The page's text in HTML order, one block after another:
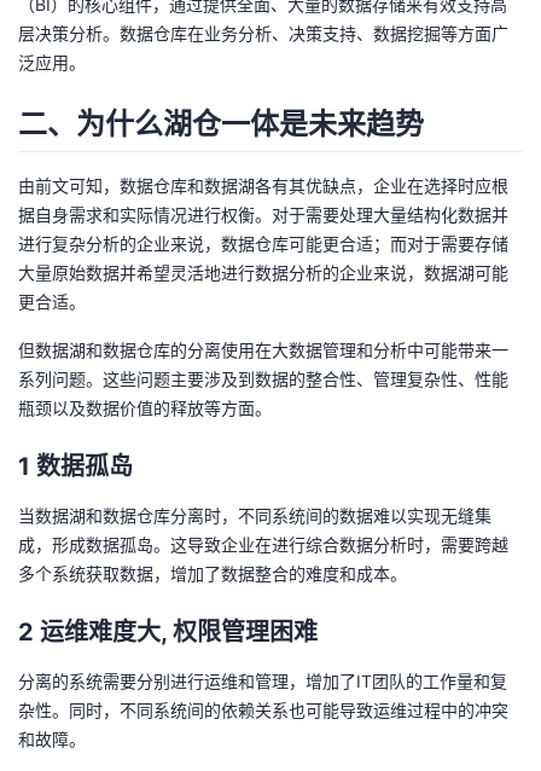
播活
动
的
关
注
我
开
发
者
学
堂
课
的
我
验
收
我
的
Programs
我
的
支
持
我
术
云
议
（BI）的核心组件，通过提供全面、大量的数据存储来有效支持高
层决策分析。数据仓库在业务分析、决策支持、数据挖掘等方面广
泛应用。
二、为什么湖仓一体是未来趋势
由前文可知，数据仓库和数据湖各有其优缺点，企业在选择时应根
据自身需求和实际情况进行权衡。对于需要处理大量结构化数据并
进行复杂分析的企业来说，数据仓库可能更合适；而对于需要存储
大量原始数据并希望灵活地进行数据分析的企业来说，数据湖可能
更合适。
但数据湖和数据仓库的分离使用在大数据管理和分析中可能带来一
系列问题。这些问题主要涉及到数据的整合性、管理复杂性、性能
瓶颈以及数据价值的释放等方面。
1 数据孤岛
当数据湖和数据仓库分离时，不同系统间的数据难以实现无缝集
成，形成数据孤岛。这导致企业在进行综合数据分析时，需要跨越
多个系统获取数据，增加了数据整合的难度和成本。
2 运维难度大, 权限管理困难
分离的系统需要分别进行运维和管理，增加了IT团队的工作量和复
杂性。同时，不同系统间的依赖关系也可能导致运维过程中的冲突
和故障。